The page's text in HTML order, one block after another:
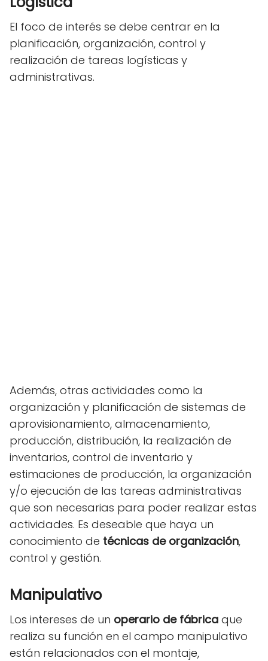
El foco de interés se debe centrar en la
planificación, organización, control y
realización de tareas logísticas y
administrativas.
Además, otras actividades como la
organización y planificación de sistemas de
aprovisionamiento, almacenamiento,
producción, distribución, la realización de
inventarios, control de inventario y
estimaciones de producción, la organización
y/o ejecución de las tareas administrativas
que son necesarias para poder realizar estas
actividades. Es deseable que haya un
conocimiento de técnicas de organización,
control y gestión.
Manipulativo
Los intereses de un operario de fábrica que
realiza su función en el campo manipulativo
están relacionados con el montaje,